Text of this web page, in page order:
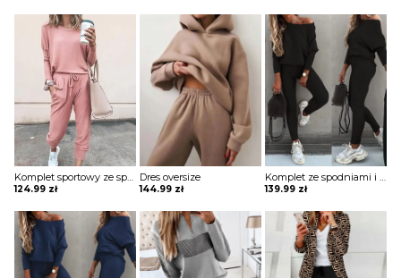
Komplet sportowy ze spodniami i bluzką z długim rękawem
124.99 zł
Dres oversize
144.99 zł
Komplet ze spodniami i bluzką z odkrytym ramieniem
139.99 zł